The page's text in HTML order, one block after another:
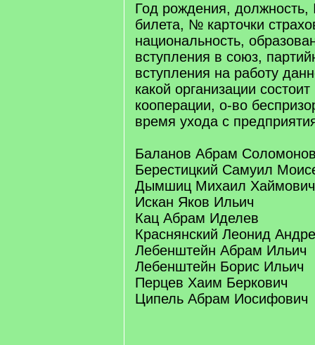
Год рождения,
билета, № карточки
национальность,
вступления в союз,
вступления на работу
какой организации
кооперации, о-во
время ухода с
Баланов Абрам
Берестицкий Самуил
Дымшиц Михаил Хаймович
Искан Яков Ильич
Кац Абрам Иделев
Краснянский Леонид
Лебенштейн Абрам Ильич
Лебенштейн Борис Ильич
Перцев Хаим Беркович
Ципель Абрам Иосифович